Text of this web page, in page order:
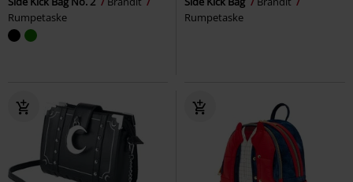
Rumpetaske
Rumpetaske